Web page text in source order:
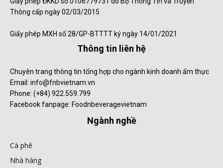
Thông cấp ngày 02/03/2015
Giấy phép MXH số 28/GP-BTTTT ký ngày 14/01/2021
Thông tin liên hệ
Chuyên trang thông tin tổng hợp cho ngành kinh doanh ẩm thực
Email: info@fnbvietnam.vn
Phone: (+84) 922.559.799
Facebook fanpage: Foodnbeveragevietnam
Ngành nghề
Cà phê
Nhà hàng